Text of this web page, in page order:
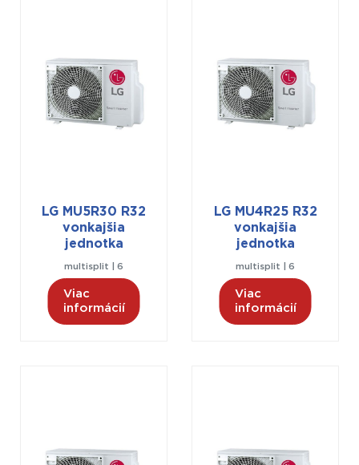
LG MU5R30 R32
vonkajšia
jednotka
multisplit | 6
Viac
informácií
LG MU4R25 R32
vonkajšia
jednotka
multisplit | 6
Viac
informácií